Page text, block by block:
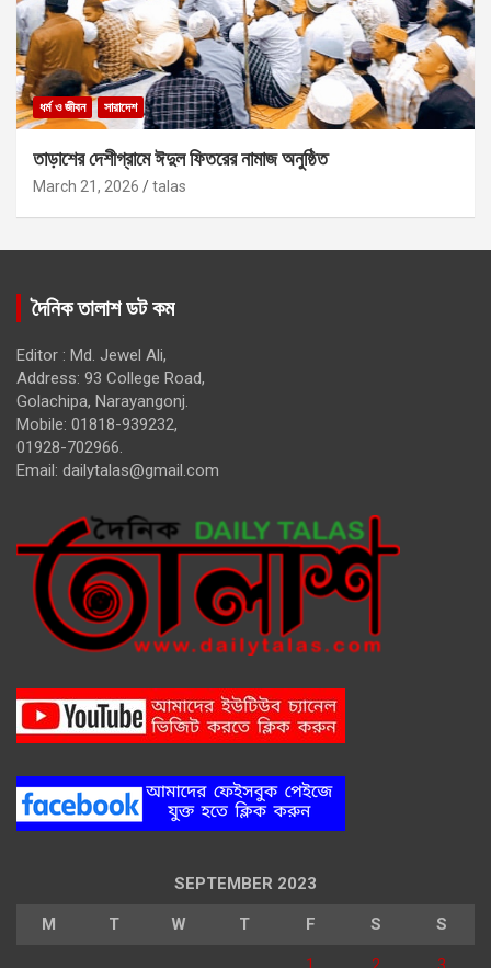
ধর্ম ও জীবন সারাদেশ
তাড়াশের দেশীগ্রামে ঈদুল ফিতরের নামাজ অনুষ্ঠিত
March 21, 2026 talas
দৈনিক তালাশ ডট কম
Editor : Md. Jewel Ali,
Address: 93 College Road,
Golachipa, Narayangonj.
Mobile: 01818-939232,
01928-702966.
Email: dailytalas@gmail.com
SEPTEMBER 2023
M T W T F S S